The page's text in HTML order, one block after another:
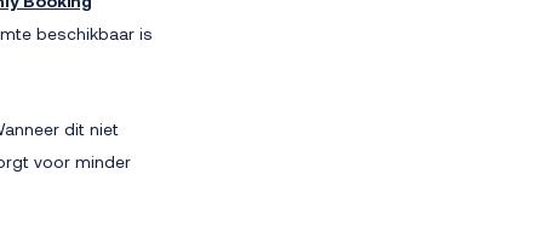
beschikbaar is
dit niet
voor minder